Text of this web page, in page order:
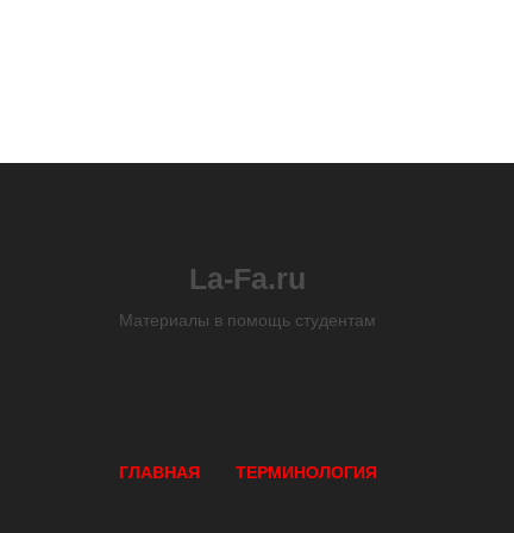
La-Fa.ru
Материалы в помощь студентам
ГЛАВНАЯ ТЕРМИНОЛОГИЯ